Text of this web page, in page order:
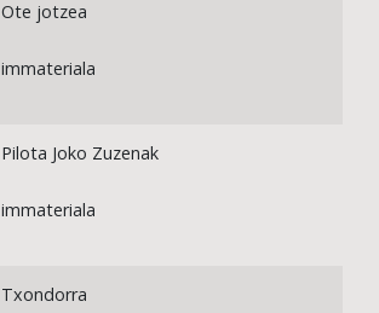
Ote jotzea
immateriala
Pilota Joko Zuzenak
immateriala
Txondorra